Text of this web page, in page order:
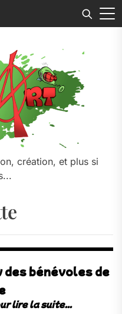
création, et plus si
bénévoles de